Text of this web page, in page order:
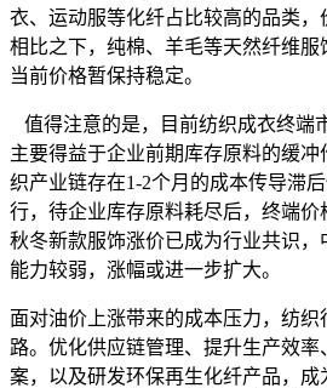
衣、运动服等化纤占比较高的品类，
相比之下，纯棉、羊毛等天然纤维服
当前价格暂保持稳定。
值得注意的是，目前纺织成衣终端
主要得益于企业前期库存原料的缓
织产业链存在1-2个月的成本传导滞
行，待企业库存原料耗尽后，终端价
秋冬新款服饰涨价已成为行业共识
能力较弱，涨幅或进一步扩大。
面对油价上涨带来的成本压力，纺织
路。优化供应链管理、提升生产效
案，以及研发环保再生化纤产品，